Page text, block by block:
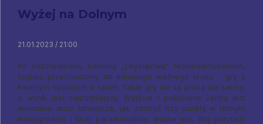
Wyżej na Dolnym
21.01.2023 / 21:00
Po odczarowaniu kolumny „zwycięstwa” Niżniewartowskiem,
szybko przechodzimy do kolejnego ważnego kroku - gry z
kolejnym sąsiadem w tabeli. Takie gry nie są pracą dla karmy,
a wynik jest najtrudniejszy. Wyjście i pokonanie Zenita jest
mentalnie dużo łatwiejsze, jak zdobyć trzy punkty w Niżnym
Nowogrodzie. I tutaj, paradoksalnie, ważne jest, aby porzucić